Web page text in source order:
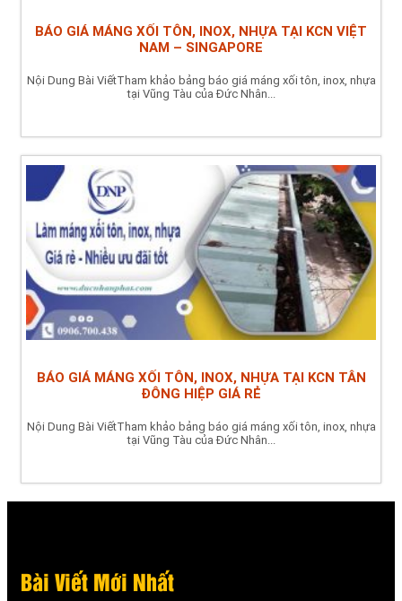
BÁO GIÁ MÁNG XỐI TÔN, INOX, NHỰA TẠI KCN VIỆT
NAM – SINGAPORE
Nội Dung Bài ViếtTham khảo bảng báo giá máng xối tôn, inox, nhựa
tại Vũng Tàu của Đức Nhân...
BÁO GIÁ MÁNG XỐI TÔN, INOX, NHỰA TẠI KCN TÂN
ĐÔNG HIỆP GIÁ RẺ
Nội Dung Bài ViếtTham khảo bảng báo giá máng xối tôn, inox, nhựa
tại Vũng Tàu của Đức Nhân...
Bài Viết Mới Nhất